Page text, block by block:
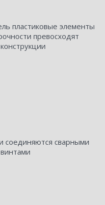
пластиковые элементы
превосходят
соединяются сварными